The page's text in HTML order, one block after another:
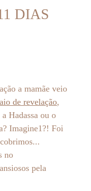
DIAS
a mamãe veio
de revelação,
Hadassa ou o
Imagine1?! Foi
no
pela